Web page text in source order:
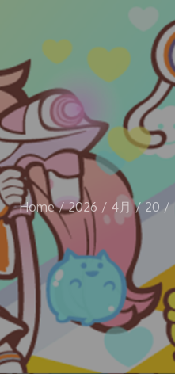
Home 2026 4月 20